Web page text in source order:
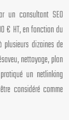
un consultant SEO
€ HT, en fonction du
dizaines de
nettoyage, plan
un netlinking
considéré comme